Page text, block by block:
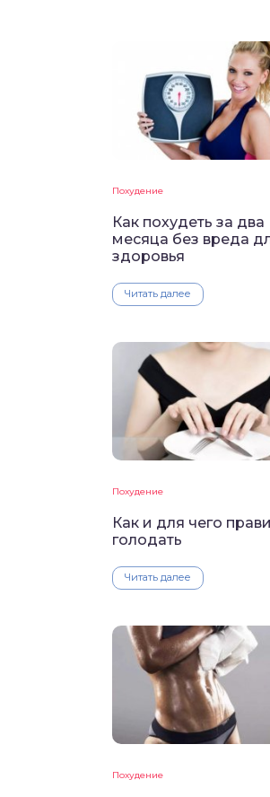
Похудение
Как похудеть за два
месяца без вреда
здоровья
Читать далее
Похудение
Как и для чего
голодать
Читать далее
Похудение